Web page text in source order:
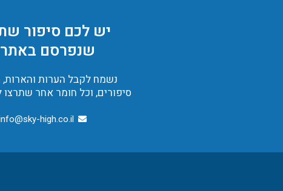
יש לכם סיפור
שנפרסם
נשמח לקבל הערות והארות,
סיפורים, וכל חומר אחר שתרצו
high.co.il